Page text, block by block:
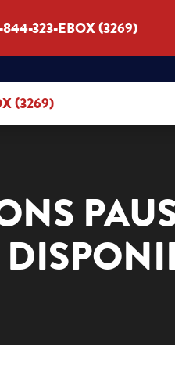
844-323-EBOX (3269)
(3269)